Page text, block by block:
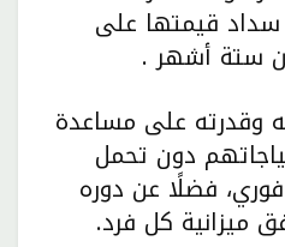
سداد قيمتها على
ستة أشهر .
وقدرته على مساعدة
دون تحمل
فضلًا عن دوره
ميزانية كل فرد.